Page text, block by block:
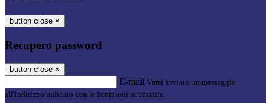
button close ×
Recupero password
button close ×
E-mail Verrà inviato un messaggio
all'indirizzo indicato con le istruzioni necessarie.